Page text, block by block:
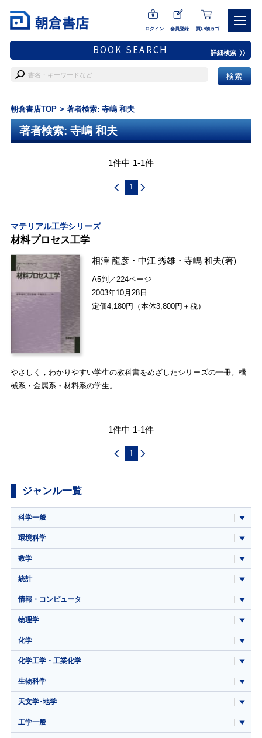
ログイン 会員登録 買い物カゴ
BOOK SEARCH 詳細検索
朝倉書店TOP 著者検索: 寺嶋 和夫
著者検索: 寺嶋 和夫
1件中 1-1件
1
マテリアル工学シリーズ
材料プロセス工学
相澤 龍彦 ・中江 秀雄 ・寺嶋 和夫(著)
A5判／224ページ
2003年10月28日
定価4,180円（本体3,800円＋税）
やさしく，わかりやすい学生の教科書をめざしたシリーズの一冊。機
械系・金属系・材料系の学生。
1件中 1-1件
1
ジャンル一覧
科学一般
環境科学
数学
統計
情報・コンピュータ
物理学
化学
化学工学・工業化学
生物科学
天文学･地学
工学一般